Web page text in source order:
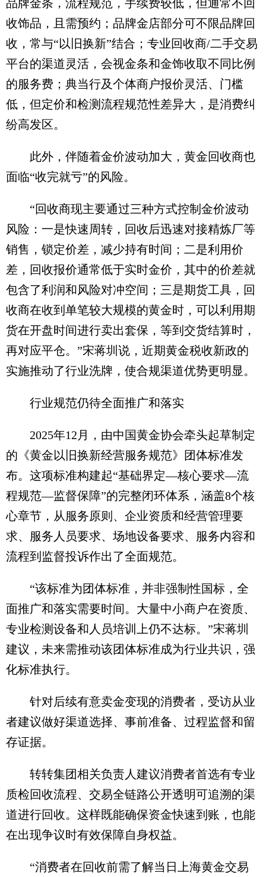
品牌金条，流程规范，手续费较低，但通常不回
收饰品，且需预约；品牌金店部分可不限品牌回
收，常与“以旧换新”结合；专业回收商/二手交易
平台的渠道灵活，会视金条和金饰收取不同比例
的服务费；典当行及个体商户报价灵活、门槛
低，但定价和检测流程规范性差异大，是消费纠
纷高发区。
此外，伴随着金价波动加大，黄金回收商也
面临“收完就亏”的风险。
“回收商现主要通过三种方式控制金价波动
风险：一是快速周转，回收后迅速对接精炼厂等
销售，锁定价差，减少持有时间；二是利用价
差，回收报价通常低于实时金价，其中的价差就
包含了利润和风险对冲空间；三是期货工具，回
收商在收到单笔较大规模的黄金时，可以利用期
货在开盘时间进行卖出套保，等到交货结算时，
再对应平仓。”宋蒋圳说，近期黄金税收新政的
实施推动了行业洗牌，使合规渠道优势更明显。
行业规范仍待全面推广和落实
2025年12月，由中国黄金协会牵头起草制定
的《黄金以旧换新经营服务规范》团体标准发
布。这项标准构建起“基础界定—核心要求—流
程规范—监督保障”的完整闭环体系，涵盖8个核
心章节，从服务原则、企业资质和经营管理要
求、服务人员要求、场地设备要求、服务内容和
流程到监督投诉作出了全面规范。
“该标准为团体标准，并非强制性国标，全
面推广和落实需要时间。大量中小商户在资质、
专业检测设备和人员培训上仍不达标。”宋蒋圳
建议，未来需推动该团体标准成为行业共识，强
化标准执行。
针对后续有意卖金变现的消费者，受访从业
者建议做好渠道选择、事前准备、过程监督和留
存证据。
转转集团相关负责人建议消费者首选有专业
质检回收流程、交易全链路公开透明可追溯的渠
道进行回收。这样既能确保资金快速到账，也能
在出现争议时有效保障自身权益。
“消费者在回收前需了解当日上海黄金交易